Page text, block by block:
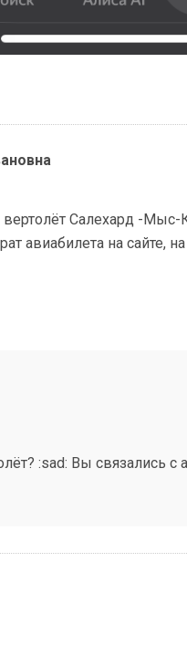
вертолёт Салехард -
авиабилета на сайте,
:sad: Вы связались с